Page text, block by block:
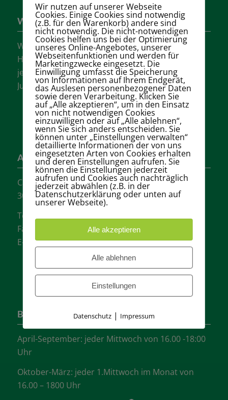
Wer sind wir?
Wir sind einer der größten Tennisvereine
Hannovers mit vielen aktiven Mannschaften in
jeder Altersklasse für Damen, Herren und
Jugendliche.
Adresse
Carl-Loges-Str.12
30657 Hannover
Tel.: + 49 511- 6046340
Fax: + 49 511- 601048
E-Mail:info@tvgw-hannover.de
Bürozeiten
April-September: jeder Mittwoch von 16.00 -18:00
Uhr
Oktober-März: jeder 1.Mittwoch im Monat von
16.00 – 1800 Uhr
Wir nutzen auf unserer Webseite
Cookies. Einige Cookies sind notwendig
(z.B. für den Warenkorb) andere sind
nicht notwendig. Die nicht-notwendigen
Cookies helfen uns bei der Optimierung
unseres Online-Angebotes, unserer
Webseitenfunktionen und werden für
Marketingzwecke eingesetzt. Die
Einwilligung umfasst die Speicherung
von Informationen auf Ihrem Endgerät,
das Auslesen personenbezogener Daten
sowie deren Verarbeitung. Klicken Sie
auf „Alle akzeptieren“, um in den Einsatz
von nicht notwendigen Cookies
einzuwilligen oder auf „Alle ablehnen“,
wenn Sie sich anders entscheiden. Sie
können unter „Einstellungen verwalten“
detaillierte Informationen der von uns
eingesetzten Arten von Cookies erhalten
und deren Einstellungen aufrufen. Sie
können die Einstellungen jederzeit
aufrufen und Cookies auch nachträglich
jederzeit abwählen (z.B. in der
Datenschutzerklärung oder unten auf
unserer Webseite).
Alle akzeptieren
Alle ablehnen
Einstellungen
Datenschutz| Impressum